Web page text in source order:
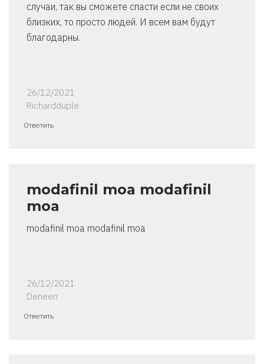
случаи, так вы сможете спасти если не своих
близких, то просто людей. И всем вам будут
благодарны.
26/12/2021
Richardduple
Ответить
modafinil moa modafinil
moa
modafinil moa modafinil moa
26/12/2021
Deneen
Ответить